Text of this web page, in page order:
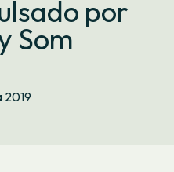
por
Som
2019